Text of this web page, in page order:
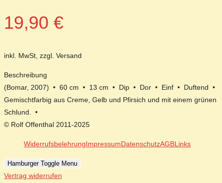
19,90 €
inkl. MwSt, zzgl. Versand
Beschreibung
(Bomar, 2007) • 60 cm • 13 cm • Dip • Dor • Einf • Duftend •
Gemischtfarbig aus Creme, Gelb und Pfirsich und mit einem grünen
Schlund. •
© Rolf Offenthal 2011-2025
WiderrufsbelehrungImpressumDatenschutzAGBLinks
Hamburger Toggle Menu
Vertrag widerrufen